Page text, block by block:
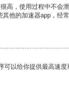
高，使用过程中不会
他的加速器app，经
可以给你提供最高速